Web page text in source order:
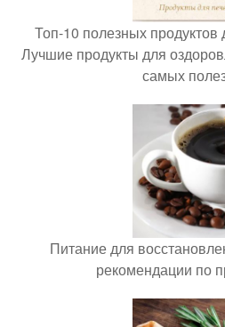
Топ-10 полезных продуктов
Лучшие продукты для
самых
Питание для
рекомендации по